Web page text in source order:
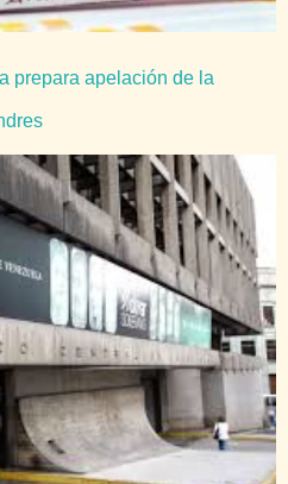
prepara apelación de la